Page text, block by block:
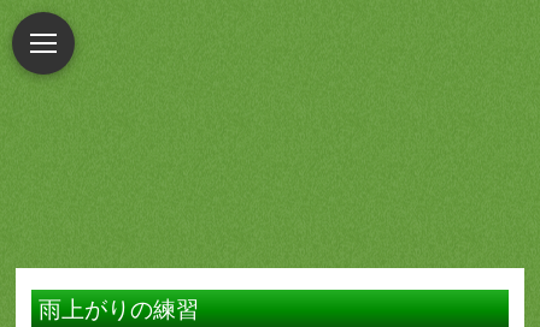
雨上がりの練習